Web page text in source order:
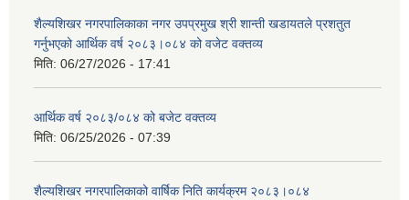
शैल्यशिखर नगरपालिकाका नगर उपप्रमुख श्री शान्ती खडायतले प्रशतुत
गर्नुभएको आर्थिक वर्ष २०८३।०८४ को वजेट वक्तव्य
मिति: 06/27/2026 - 17:41
आर्थिक वर्ष २०८३/०८४ को बजेट वक्तव्य
मिति: 06/25/2026 - 07:39
शैल्यशिखर नगरपालिकाको वार्षिक निति कार्यक्रम २०८३।०८४